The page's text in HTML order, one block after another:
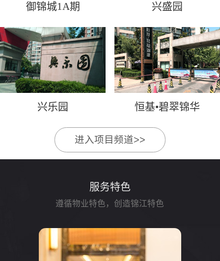
御锦城1A期 兴盛园
兴乐园 恒基•碧翠锦华
进入项目频道>>
服务特色
遵循物业特色，创造锦江特色